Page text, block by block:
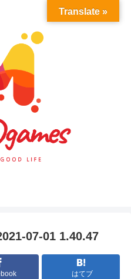
07-01 1.40.47
はてブ
Translate »